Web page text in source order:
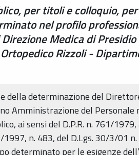
per titoli e colloquio,
nel profilo
Medica di
Rizzoli -
della determinazione del
Amministrazione del Personale
ai sensi del D.P.R. n. 761/
1997, n. 483, del D.Lgs. 30/3/01
determinato per le esigenze